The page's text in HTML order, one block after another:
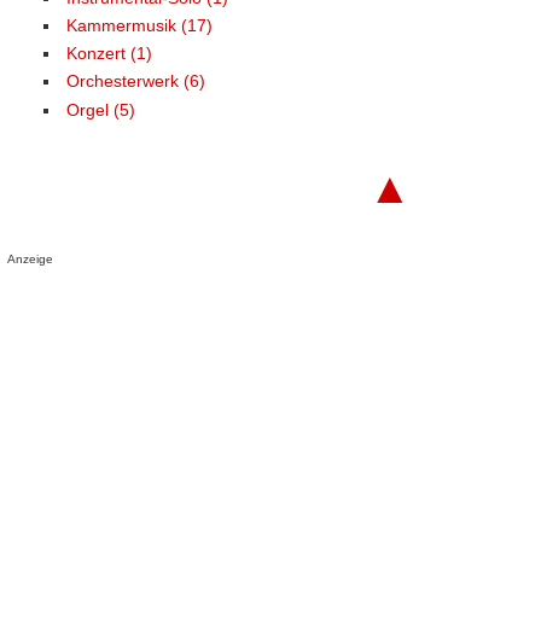
Kammermusik (17)
Konzert (1)
Orchesterwerk (6)
Orgel (5)
▲
Anzeige